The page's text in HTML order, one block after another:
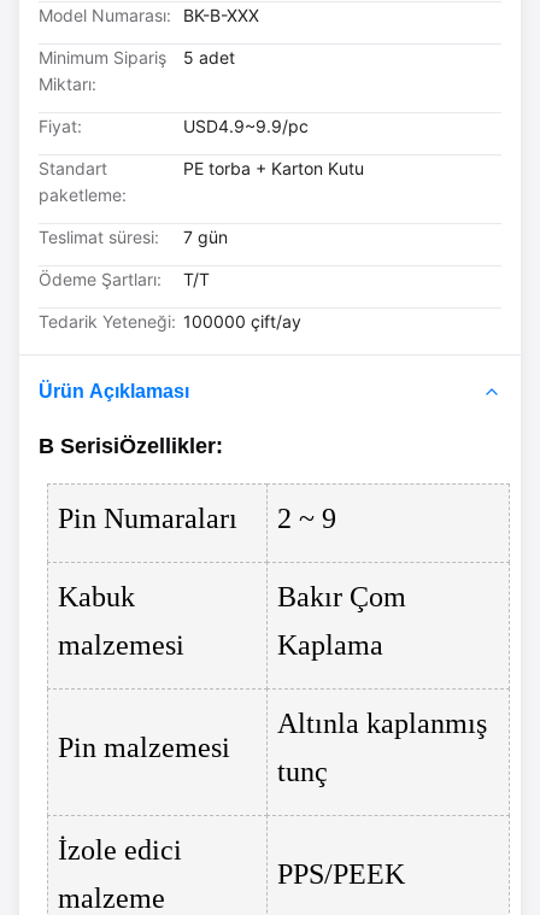
Model Numarası: BK-B-XXX
Minimum Sipariş
Miktarı:
5 adet
Fiyat: USD4.9~9.9/pc
Standart
paketleme:
PE torba + Karton Kutu
Teslimat süresi: 7 gün
Ödeme Şartları: T/T
Tedarik Yeteneği: 100000 çift/ay
Ürün Açıklaması
B SerisiÖzellikler:
Pin Numaraları 2 ~ 9
Kabuk
malzemesi
Bakır Çom
Kaplama
Pin malzemesi
Altınla kaplanmış
tunç
İzole edici
malzeme
PPS/PEEK